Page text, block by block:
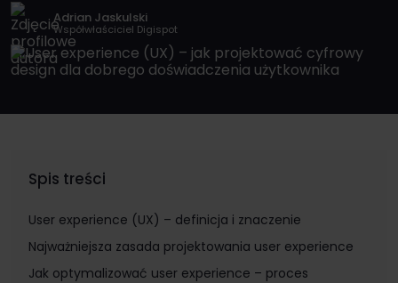
Adrian Jaskulski
Współwłaściciel Digispot
Spis treści
User experience (UX) – definicja i znaczenie
Najważniejsza zasada projektowania user experience
Jak optymalizować user experience – proces